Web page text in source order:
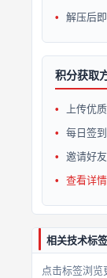
解压后
积分获取
上传优
每日签
邀请好
查看详
相关技术标签
点击标签浏览